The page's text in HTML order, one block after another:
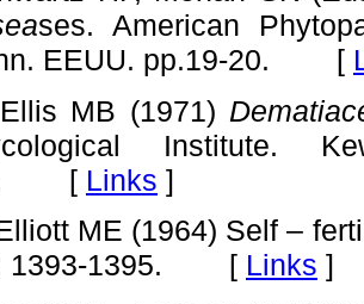
ses. American
EEUU. pp.19-20. [
MB (1971)
Institute.
[ Links ]
ME (1964) Self –
1393-1395. [ Links ]